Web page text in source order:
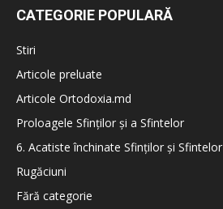
CATEGORIE POPULARĂ
Stiri
Articole preluate
Articole Ortodoxia.md
Proloagele Sfinților și a Sfintelor
6. Acatiste închinate Sfinților și Sfintelor
Rugăciuni
Fără categorie